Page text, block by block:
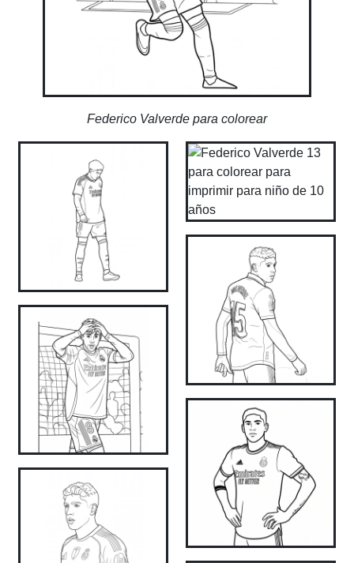
Federico Valverde para colorear